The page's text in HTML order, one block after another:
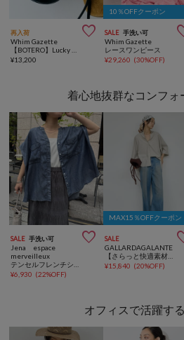
再入荷 
Whim Gazette
¥13,200
10％OFFクーポン
SALE 手洗い可
Whim Gazette
レースワンピース
¥29,260 (30%OFF)
着心地抜群なコンフォ
SALE 手洗い可 
Jena espace
merveilleux
¥6,930 (22%OFF)
MAX15％OFFクーポン
SALE
GALLARDAGALANTE
¥15,840 (20%OFF)
オフィスで活躍す